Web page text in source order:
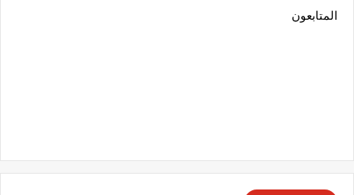
المتابعون